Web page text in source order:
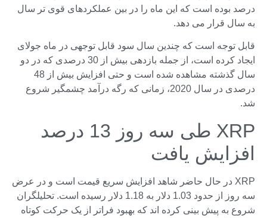
درصد بوده است که این ماه را در بین عملکردهای قوی تر سال
به سال قرار می دهد.
قابل توجه است که چندین سال سود قابل توجهی در ماه جولای
ایجاد کرده است، از جمله بازدهی بیش از 30 درصدی که در دو
سال گذشته مشاهده شده است و حتی افزایش بیش از 48
درصدی در سال 2020، زمانی که رگه درآمد چشمگیر شروع
شد.
XRP طی سه روز 13 درصد
افزایش یافت
XRP در حال حاضر شاهد افزایش سریع قیمت است و در عرض
سه روز از حدود 1.03 دلار به 1.18 دلار رسیده است. تحلیلگران
شروع به پیش بینی کرده اند که بهبود فراتر از یک حرکت کوتاه